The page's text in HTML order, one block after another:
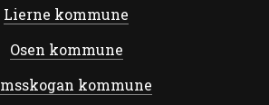
Lierne kommune
Osen kommune
kommune